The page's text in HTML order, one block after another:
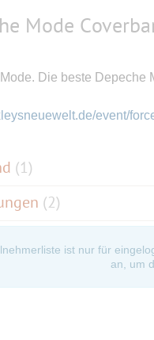
Mode
Die beste Depeche
event/
(1)
(2)
ist nur für
an, um